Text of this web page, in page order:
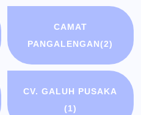
CAMAT
PANGALENGAN(2)
CV. GALUH PUSAKA
(1)